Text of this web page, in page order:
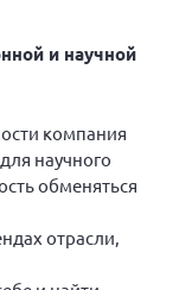
и научной
компания
научного
обменяться
отрасли,